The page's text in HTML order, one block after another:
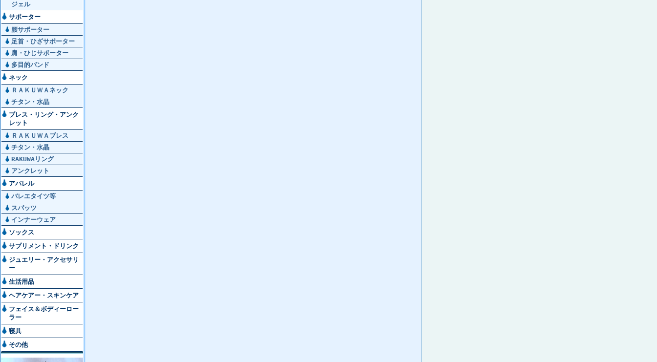
ジェル
サポーター
腰サポーター
足首・ひざサポーター
肩・ひじサポーター
多目的バンド
ネック
ＲＡＫＵＷＡネック
チタン・水晶
ブレス・リング・アンク
レット
ＲＡＫＵＷＡブレス
チタン・水晶
RAKUWAリング
アンクレット
アパレル
バレエタイツ等
スパッツ
インナーウェア
ソックス
サプリメント・ドリンク
ジュエリー・アクセサリ
ー
生活用品
ヘアケアー・スキンケア
フェイス＆ボディーロー
ラー
寝具
その他